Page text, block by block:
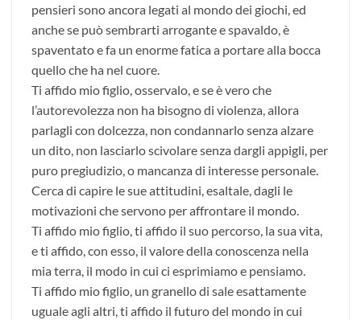
pensieri sono ancora legati al mondo dei giochi, ed
anche se può sembrarti arrogante e spavaldo, è
spaventato e fa un enorme fatica a portare alla bocca
quello che ha nel cuore.
Ti affido mio figlio, osservalo, e se è vero che
l’autorevolezza non ha bisogno di violenza, allora
parlagli con dolcezza, non condannarlo senza alzare
un dito, non lasciarlo scivolare senza dargli appigli, per
puro pregiudizio, o mancanza di interesse personale.
Cerca di capire le sue attitudini, esaltale, dagli le
motivazioni che servono per affrontare il mondo.
Ti affido mio figlio, ti affido il suo percorso, la sua vita,
e ti affido, con esso, il valoredella conoscenza nella
mia terra, il modo in cui ci esprimiamo e pensiamo.
Ti affido mio figlio, un granello di sale esattamente
uguale agli altri, ti affido il futuro del mondo in cui